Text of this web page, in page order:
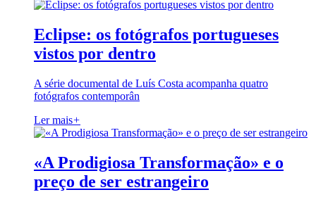
Eclipse: os fotógrafos portugueses
vistos por dentro
A série documental de Luís Costa acompanha quatro
fotógrafos contemporân
Ler mais+
«A Prodigiosa Transformação» e o
preço de ser estrangeiro